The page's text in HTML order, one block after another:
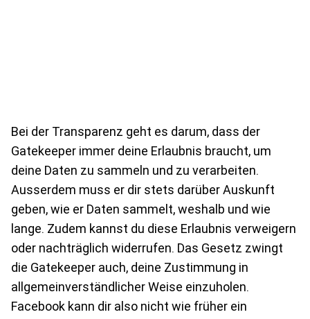
Bei der Transparenz geht es darum, dass der
Gatekeeper immer deine Erlaubnis braucht, um
deine Daten zu sammeln und zu verarbeiten.
Ausserdem muss er dir stets darüber Auskunft
geben, wie er Daten sammelt, weshalb und wie
lange. Zudem kannst du diese Erlaubnis verweigern
oder nachträglich widerrufen. Das Gesetz zwingt
die Gatekeeper auch, deine Zustimmung in
allgemeinverständlicher Weise einzuholen.
Facebook kann dir also nicht wie früher ein